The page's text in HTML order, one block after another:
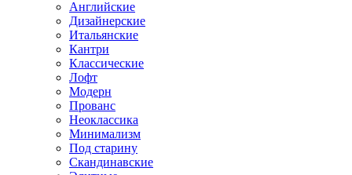
Английские
Дизайнерские
Итальянские
Кантри
Классические
Лофт
Модерн
Прованс
Неоклассика
Минимализм
Под старину
Скандинавские